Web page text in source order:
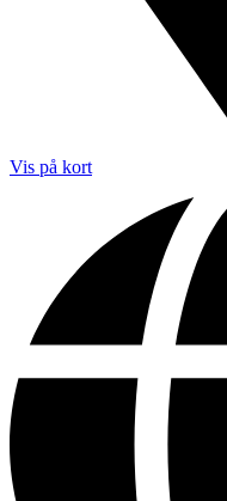
Vis på kort